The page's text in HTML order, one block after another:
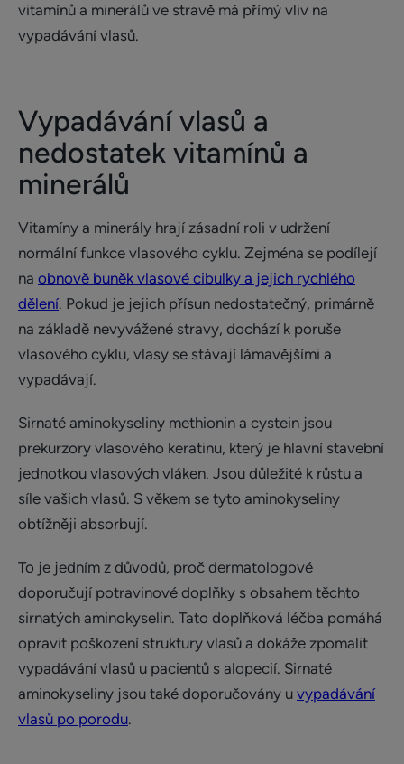
vitamínů a minerálů ve stravě má přímý vliv na
vypadávání vlasů.
Vypadávání vlasů a
nedostatek vitamínů a
minerálů
Vitamíny a minerály hrají zásadní roli v udržení
normální funkce vlasového cyklu. Zejména se podílejí
na obnově buněk vlasové cibulky a jejich rychlého
dělení. Pokud je jejich přísun nedostatečný, primárně
na základě nevyvážené stravy, dochází k poruše
vlasového cyklu, vlasy se stávají lámavějšími a
vypadávají.
Sirnaté aminokyseliny methionin a cystein jsou
prekurzory vlasového keratinu, který je hlavní stavební
jednotkou vlasových vláken. Jsou důležité k růstu a
síle vašich vlasů. S věkem se tyto aminokyseliny
obtížněji absorbují.
To je jedním z důvodů, proč dermatologové
doporučují potravinové doplňky s obsahem těchto
sirnatých aminokyselin. Tato doplňková léčba pomáhá
opravit poškození struktury vlasů a dokáže zpomalit
vypadávání vlasů u pacientů s alopecií. Sirnaté
aminokyseliny jsou také doporučovány u vypadávání
vlasů po porodu.